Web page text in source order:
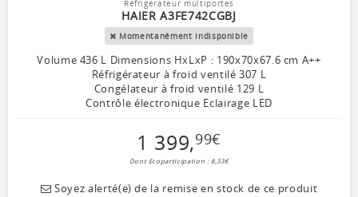
Réfrigérateur multiportes
HAIER A3FE742CGBJ
Momentanément indisponible
Volume 436 L Dimensions HxLxP : 190x70x67.6 cm A++
Réfrigérateur à froid ventilé 307 L
Congélateur à froid ventilé 129 L
Contrôle électronique Eclairage LED
1 399,99€
Dont Ecoparticipation : 8,33€
Soyez alerté(e) de la remise en stock de ce produit